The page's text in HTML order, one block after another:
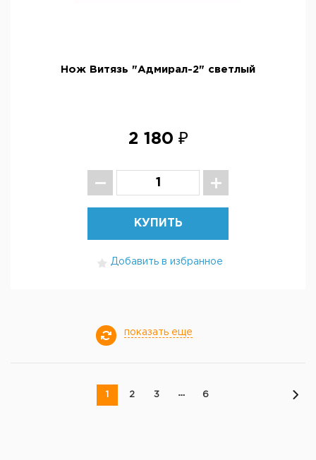
Нож Витязь "Адмирал-2" светлый
2 180 ₽
КУПИТЬ
Добавить в избранное
показать еще
1 2 3 6